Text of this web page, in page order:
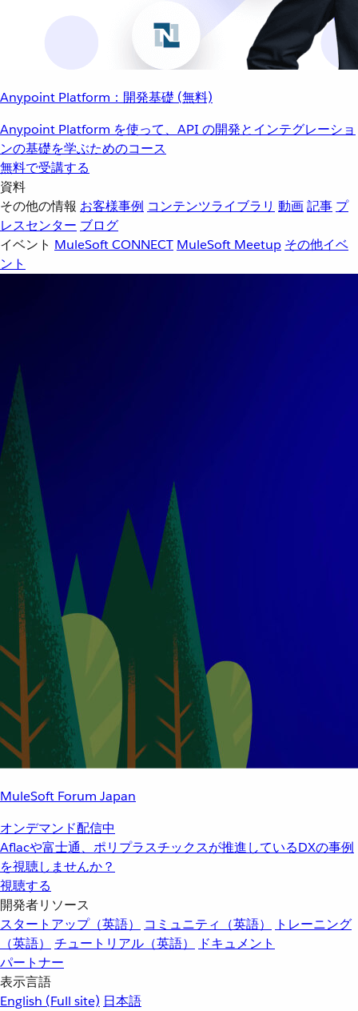
Anypoint Platform：開発基礎 (無料)
Anypoint Platform を使って、API の開発とインテグレーショ
ンの基礎を学ぶためのコース
無料で受講する
資料
その他の情報 お客様事例 コンテンツライブラリ 動画記事 プ
レスセンター ブログ
イベント MuleSoft CONNECT MuleSoft Meetup その他イベ
ント
MuleSoft Forum Japan
オンデマンド配信中
Aflacや富士通、ポリプラスチックスが推進しているDXの事例
を視聴しませんか？
視聴する
開発者リソース
スタートアップ（英語）
コミュニティ（英語）
トレーニング
（英語）
チュートリアル（英語）
ドキュメント
パートナー
表示言語
English (Full site) 日本語